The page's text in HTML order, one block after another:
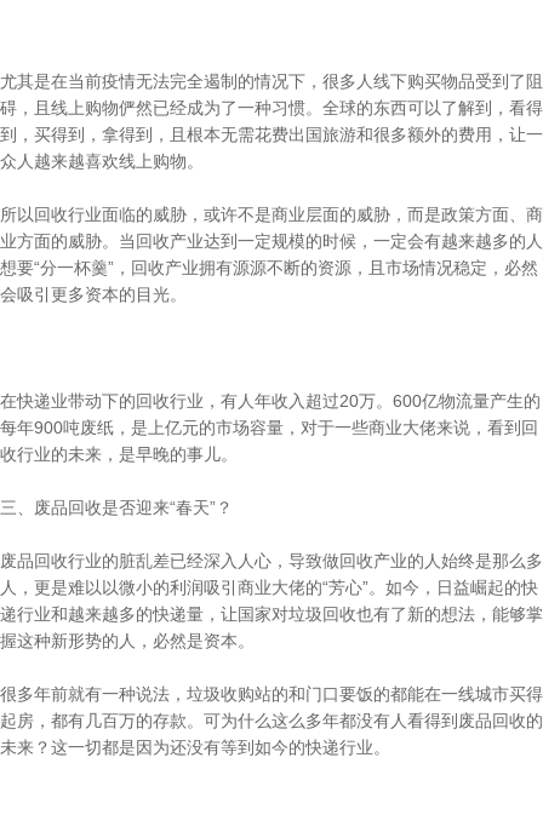
尤其是在当前疫情无法完全遏制的情况下，很多人线下购买物品受到了阻
碍，且线上购物俨然已经成为了一种习惯。全球的东西可以了解到，看得
到，买得到，拿得到，且根本无需花费出国旅游和很多额外的费用，让一
众人越来越喜欢线上购物。
所以回收行业面临的威胁，或许不是商业层面的威胁，而是政策方面、商
业方面的威胁。当回收产业达到一定规模的时候，一定会有越来越多的人
想要“分一杯羹”，回收产业拥有源源不断的资源，且市场情况稳定，必然
会吸引更多资本的目光。
在快递业带动下的回收行业，有人年收入超过20万。600亿物流量产生的
每年900吨废纸，是上亿元的市场容量，对于一些商业大佬来说，看到回
收行业的未来，是早晚的事儿。
三、废品回收是否迎来“春天”？
废品回收行业的脏乱差已经深入人心，导致做回收产业的人始终是那么多
人，更是难以以微小的利润吸引商业大佬的“芳心”。如今，日益崛起的快
递行业和越来越多的快递量，让国家对垃圾回收也有了新的想法，能够掌
握这种新形势的人，必然是资本。
很多年前就有一种说法，垃圾收购站的和门口要饭的都能在一线城市买得
起房，都有几百万的存款。可为什么这么多年都没有人看得到废品回收的
未来？这一切都是因为还没有等到如今的快递行业。